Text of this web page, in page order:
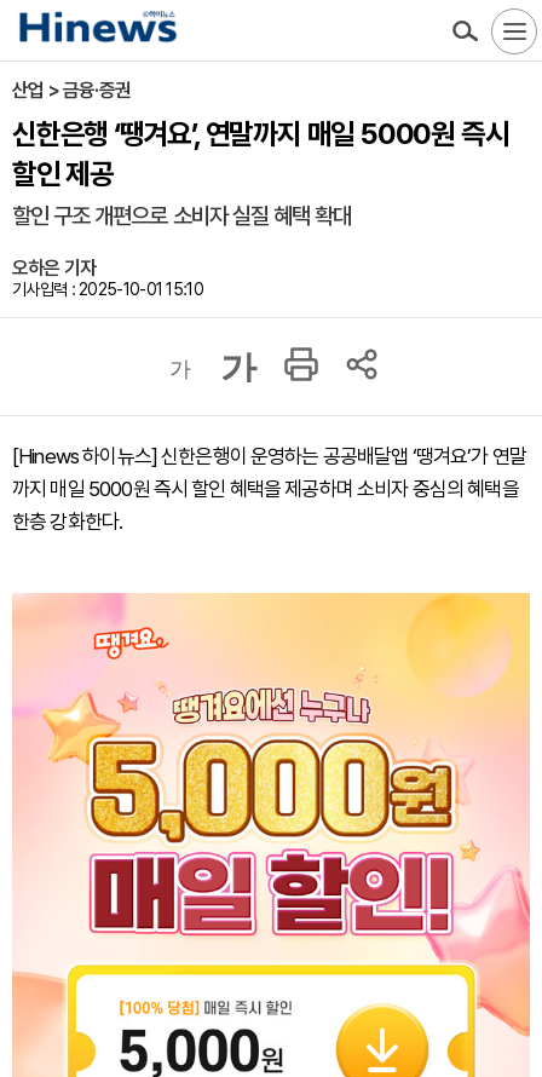
산업 > 금융·증권
신한은행 ‘땡겨요’, 연말까지 매일 5000원 즉시
할인 제공
할인 구조 개편으로 소비자 실질 혜택 확대
오하은 기자
기사입력 : 2025-10-01 15:10
가 가
[Hinews 하이뉴스] 신한은행이 운영하는 공공배달앱 ‘땡겨요’가 연말
까지 매일 5000원 즉시 할인 혜택을 제공하며 소비자 중심의 혜택을
한층 강화한다.